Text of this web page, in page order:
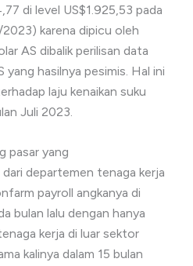
di level US$1.925,53 pada
karena dipicu oleh
AS dibalik perilisan data
hasilnya pesimis. Hal ini
laju kenaikan suku
Juli 2023.
pasar yang
departemen tenaga kerja
payroll angkanya di
bulan lalu dengan hanya
kerja di luar sektor
kalinya dalam 15 bulan